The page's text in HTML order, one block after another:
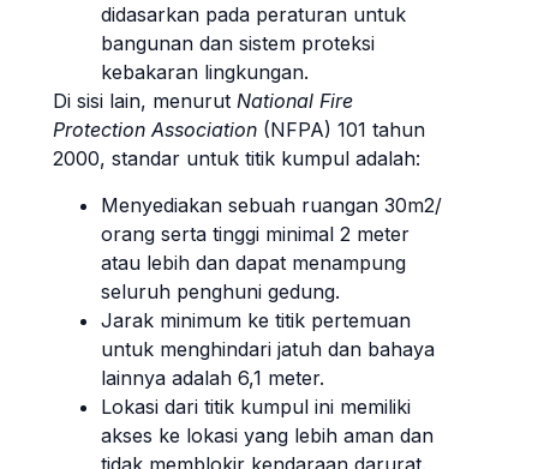
didasarkan pada peraturan untuk
bangunan dan sistem proteksi
kebakaran lingkungan.
Di sisi lain, menurut National Fire
Protection Association (NFPA) 101 tahun
2000, standar untuk titik kumpul adalah:
Menyediakan sebuah ruangan 30m2/
orang serta tinggi minimal 2 meter
atau lebih dan dapat menampung
seluruh penghuni gedung.
Jarak minimum ke titik pertemuan
untuk menghindari jatuh dan bahaya
lainnya adalah 6,1 meter.
Lokasi dari titik kumpul ini memiliki
akses ke lokasi yang lebih aman dan
tidak memblokir kendaraan darurat.